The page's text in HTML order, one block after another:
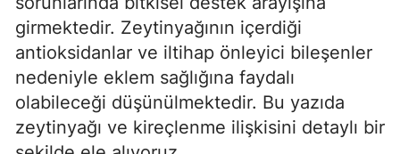
girmektedir. Zeytinyağının içerdiği
antioksidanlar ve iltihap önleyici bileşenler
nedeniyle eklem sağlığına faydalı
olabileceği düşünülmektedir. Bu yazıda
zeytinyağı ve kireçlenme ilişkisini detaylı bir